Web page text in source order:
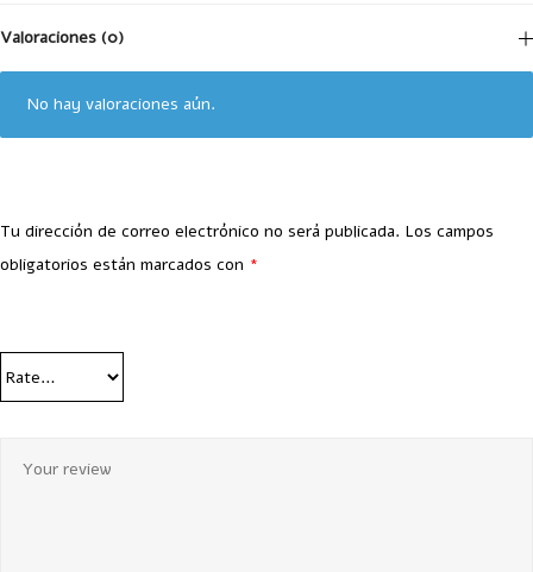
Valoraciones (0)
No hay valoraciones aún.
Tu dirección de correo electrónico no será publicada. Los campos
obligatorios están marcados con *